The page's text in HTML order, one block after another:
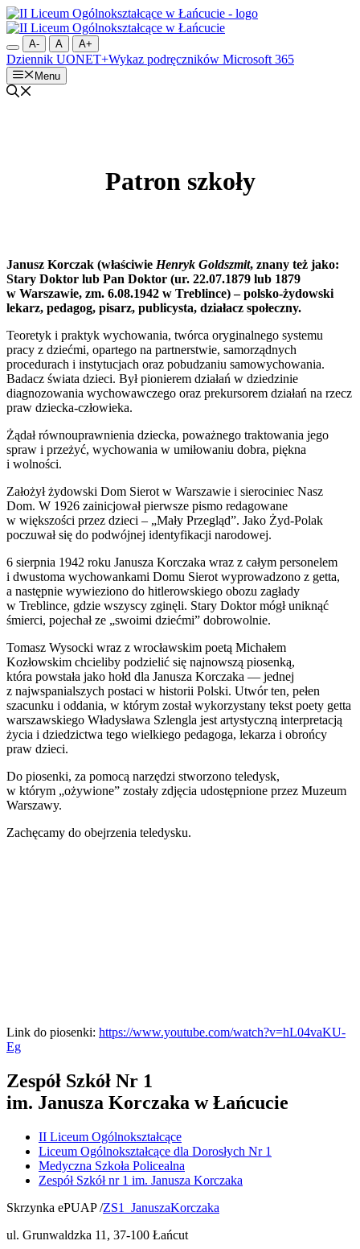
Przejdź
do
treściA- A A+
Dziennik UONET+Wykaz podręczników Microsoft 365
Menu
Patron szkoły
Janusz Korczak (właściwie Henryk Goldszmit, znany też jako:
Stary Doktor lub Pan Doktor (ur. 22.07.1879 lub 1879
w Warszawie, zm. 6.08.1942 w Treblince) – polsko-żydowski
lekarz, pedagog, pisarz, publicysta, działacz społeczny.
Teoretyk i praktyk wychowania, twórca oryginalnego systemu
pracy z dziećmi, opartego na partnerstwie, samorządnych
procedurach i instytucjach oraz pobudzaniu samowychowania.
Badacz świata dzieci. Był pionierem działań w dziedzinie
diagnozowania wychowawczego oraz prekursorem działań na rzecz
praw dziecka-człowieka.
Żądał równouprawnienia dziecka, poważnego traktowania jego
spraw i przeżyć, wychowania w umiłowaniu dobra, piękna
i wolności.
Założył żydowski Dom Sierot w Warszawie i sierociniec Nasz
Dom. W 1926 zainicjował pierwsze pismo redagowane
w większości przez dzieci – „Mały Przegląd”. Jako Żyd-Polak
poczuwał się do podwójnej identyfikacji narodowej.
6 sierpnia 1942 roku Janusza Korczaka wraz z całym personelem
i dwustoma wychowankami Domu Sierot wyprowadzono z getta,
a następnie wywieziono do hitlerowskiego obozu zagłady
w Treblince, gdzie wszyscy zginęli. Stary Doktor mógł uniknąć
śmierci, pojechał ze „swoimi dziećmi” dobrowolnie.
Tomasz Wysocki wraz z wrocławskim poetą Michałem
Kozłowskim chcieliby podzielić się najnowszą piosenką,
która powstała jako hołd dla Janusza Korczaka — jednej
z najwspanialszych postaci w historii Polski. Utwór ten, pełen
szacunku i oddania, w którym został wykorzystany tekst poety getta
warszawskiego Władysława Szlengla jest artystyczną interpretacją
życia i dziedzictwa tego wielkiego pedagoga, lekarza i obrońcy
praw dzieci.
Do piosenki, za pomocą narzędzi stworzono teledysk,
w którym „ożywione” zostały zdjęcia udostępnione przez Muzeum
Warszawy.
Zachęcamy do obejrzenia teledysku.
Link do piosenki: https://www.youtube.com/watch?v=hL04vaKU-
Eg
Zespół Szkół Nr 1
im. Janusza Korczaka w Łańcucie
II Liceum Ogólnokształcące
Liceum Ogólnokształcące dla Dorosłych Nr 1
Medyczna Szkoła Policealna
Zespół Szkół nr 1 im. Janusza Korczaka
Skrzynka ePUAP /ZS1_JanuszaKorczaka
ul. Grunwaldzka 11, 37-100 Łańcut